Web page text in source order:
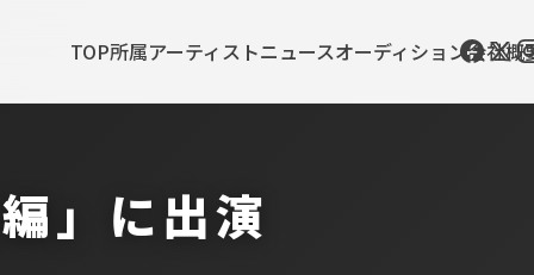
TOP所属アーティストニュースオーディション会社概
」に出演